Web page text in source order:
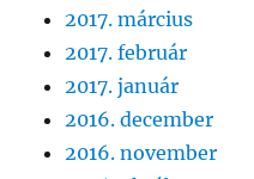
2017. március
2017. február
2017. január
2016. december
2016. november